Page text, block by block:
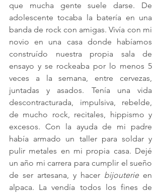
que mucha gente suele darse. De
adolescente tocaba la batería en una
banda de rock con amigas. Vivía con mi
novio en una casa donde habíamos
construído nuestra propia sala de
ensayo y se rockeaba por lo menos 5
veces a la semana, entre cervezas,
juntadas y asados. Tenía una vida
descontracturada, impulsiva, rebelde,
de mucho rock, recitales, hippismo y
excesos. Con la ayuda de mi padre
había armado un taller para soldar y
pulir metales en mi propia casa. Dejé
un año mi carrera para cumplir el sueño
de ser artesana, y hacer bijouterie en
alpaca. La vendía todos los fines de